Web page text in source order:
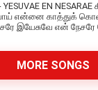
EN
என்னை காத்துக்
இயேசுவே என்
MORE SONGS